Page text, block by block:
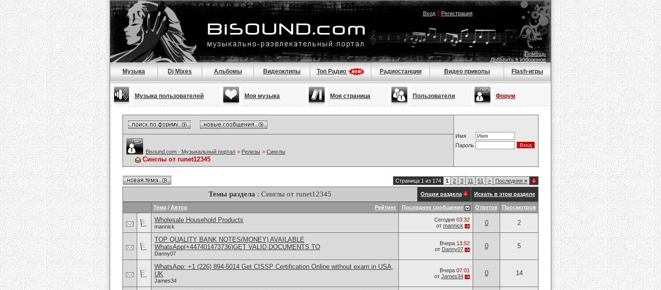
Вход| Регистрация
Помощь
Добавить в избранное
Музыка Dj Mixes Альбомы Видеоклипы Топ Радио Радиостанции Видео приколы Flash-игры
Музыка пользователей Моя музыка Моя страница Пользователи Форум
Имя
Пароль
Bisound.com - Музыкальный портал > Релизы > Синглы
Синглы от runet12345
Страница 1 из 174 1 2 3 11 51 > Последняя »
Темы раздела : Синглы от runet12345 Опции раздела Искать в этом разделе
Рейтинг
Тема / Автор Последнее сообщение Ответов Просмотров
Wholesale Household Products
mannick
Сегодня 03:32
от mannick 0 2
TOP QUALITY BANK NOTES(MONEY) AVAILABLE
WhatsApp(+447401473736)GET VALID DOCUMENTS TO
Danny07
Вчера 13:52
от Danny07 0 5
WhatsApp: +1 (226) 894-5014​ Get CISSP Certification Online without exam in USA,
UK
James34
Вчера 07:01
от James34 0 14